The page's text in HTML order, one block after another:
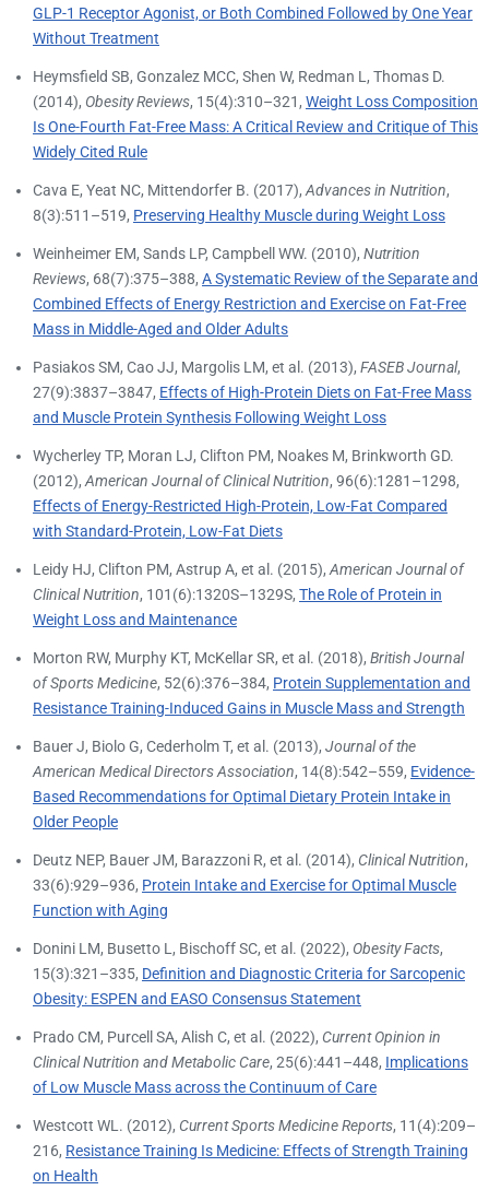
GLP-1 Receptor Agonist, or Both Combined Followed by One Year
Without Treatment
Heymsfield SB, Gonzalez MCC, Shen W, Redman L, Thomas D.
(2014), Obesity Reviews, 15(4):310–321, Weight Loss Composition
Is One-Fourth Fat-Free Mass: A Critical Review and Critique of This
Widely Cited Rule
Cava E, Yeat NC, Mittendorfer B. (2017), Advances in Nutrition,
8(3):511–519, Preserving Healthy Muscle during Weight Loss
Weinheimer EM, Sands LP, Campbell WW. (2010), Nutrition
Reviews, 68(7):375–388, A Systematic Review of the Separate and
Combined Effects of Energy Restriction and Exercise on Fat-Free
Mass in Middle-Aged and Older Adults
Pasiakos SM, Cao JJ, Margolis LM, et al. (2013), FASEB Journal,
27(9):3837–3847, Effects of High-Protein Diets on Fat-Free Mass
and Muscle Protein Synthesis Following Weight Loss
Wycherley TP, Moran LJ, Clifton PM, Noakes M, Brinkworth GD.
(2012), American Journal of Clinical Nutrition, 96(6):1281–1298,
Effects of Energy-Restricted High-Protein, Low-Fat Compared
with Standard-Protein, Low-Fat Diets
Leidy HJ, Clifton PM, Astrup A, et al. (2015), American Journal of
Clinical Nutrition, 101(6):1320S–1329S, The Role of Protein in
Weight Loss and Maintenance
Morton RW, Murphy KT, McKellar SR, et al. (2018), British Journal
of Sports Medicine, 52(6):376–384, Protein Supplementation and
Resistance Training-Induced Gains in Muscle Mass and Strength
Bauer J, Biolo G, Cederholm T, et al. (2013), Journal of the
American Medical Directors Association, 14(8):542–559, Evidence-
Based Recommendations for Optimal Dietary Protein Intake in
Older People
Deutz NEP, Bauer JM, Barazzoni R, et al. (2014), Clinical Nutrition,
33(6):929–936, Protein Intake and Exercise for Optimal Muscle
Function with Aging
Donini LM, Busetto L, Bischoff SC, et al. (2022), Obesity Facts,
15(3):321–335, Definition and Diagnostic Criteria for Sarcopenic
Obesity: ESPEN and EASO Consensus Statement
Prado CM, Purcell SA, Alish C, et al. (2022), Current Opinion in
Clinical Nutrition and Metabolic Care, 25(6):441–448, Implications
of Low Muscle Mass across the Continuum of Care
Westcott WL. (2012), Current Sports Medicine Reports, 11(4):209–
216, Resistance Training Is Medicine: Effects of Strength Training
on Health